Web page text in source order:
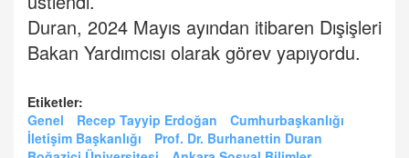
Duran, 2024 Mayıs ayından itibaren Dışişleri
Bakan Yardımcısı olarak görev yapıyordu.
Etiketler:
Genel
Recep Tayyip Erdoğan
Cumhurbaşkanlığı
İletişim Başkanlığı
Prof. Dr. Burhanettin Duran